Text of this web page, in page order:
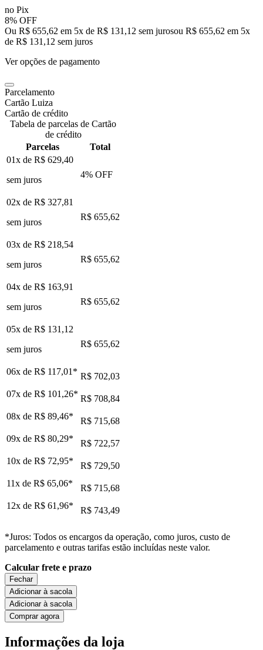
no Pix
8% OFF
Ou R$ 655,62 em 5x de R$ 131,12 sem jurosou R$ 655,62 em 5x
de R$ 131,12 sem juros
Ver opções de pagamento
Parcelamento
Cartão Luiza
Cartão de crédito
Tabela de parcelas de Cartão
de crédito
Parcelas
Total
01x de R$ 629,40
sem juros
4% OFF
02x de R$ 327,81
sem juros
R$ 655,62
03x de R$ 218,54
sem juros
R$ 655,62
04x de R$ 163,91
sem juros
R$ 655,62
05x de R$ 131,12
sem juros
R$ 655,62
06x de R$ 117,01 * R$ 702,03
07x de R$ 101,26* R$ 708,84
08x de R$ 89,46*
R$ 715,68
09x de R$ 80,29*
R$ 722,57
10x de R$ 72,95*
R$ 729,50
11x de R$ 65,06*
R$ 715,68
12x de R$ 61,96* R$ 743,49
*Juros: Todos os encargos da operação, como juros, custo de
parcelamento e outras tarifas estão incluídas neste valor.
Calcular frete e prazo
Fechar
Adicionar à sacola
Adicionar à sacola
Comprar agora
Informações da loja